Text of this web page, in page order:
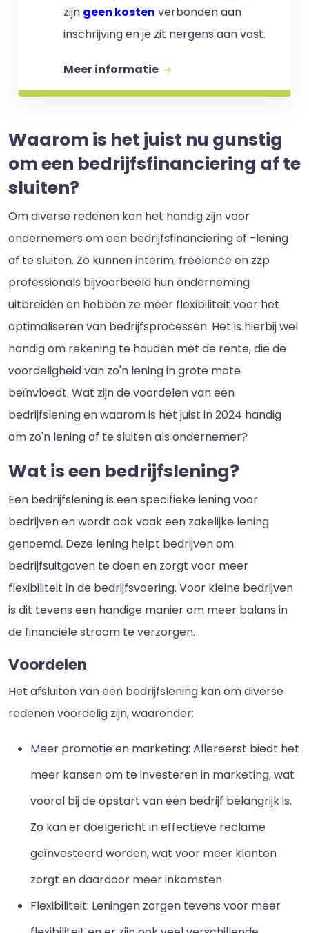
zijn geen kosten verbonden aan
inschrijving en je zit nergens aan vast.
Meer informatie
Waarom is het juist nu gunstig
om een bedrijfsfinanciering af te
sluiten?
Om diverse redenen kan het handig zijn voor
ondernemers om een bedrijfsfinanciering of -lening
af te sluiten. Zo kunnen interim, freelance en zzp
professionals bijvoorbeeld hun onderneming
uitbreiden en hebben ze meer flexibiliteit voor het
optimaliseren van bedrijfsprocessen. Het is hierbij wel
handig om rekening te houden met de rente, die de
voordeligheid van zo'n lening in grote mate
beïnvloedt. Wat zijn de voordelen van een
bedrijfslening en waarom is het juist in 2024 handig
om zo'n lening af te sluiten als ondernemer?
Wat is een bedrijfslening?
Een bedrijfslening is een specifieke lening voor
bedrijven en wordt ook vaak een zakelijke lening
genoemd. Deze lening helpt bedrijven om
bedrijfsuitgaven te doen en zorgt voor meer
flexibiliteit in de bedrijfsvoering. Voor kleine bedrijven
is dit tevens een handige manier om meer balans in
de financiële stroom te verzorgen.
Voordelen
Het afsluiten van een bedrijfslening kan om diverse
redenen voordelig zijn, waaronder:
Meer promotie en marketing: Allereerst biedt het
meer kansen om te investeren in marketing, wat
vooral bij de opstart van een bedrijf belangrijk is.
Zo kan er doelgericht in effectieve reclame
geïnvesteerd worden, wat voor meer klanten
zorgt en daardoor meer inkomsten.
Flexibiliteit: Leningen zorgen tevens voor meer